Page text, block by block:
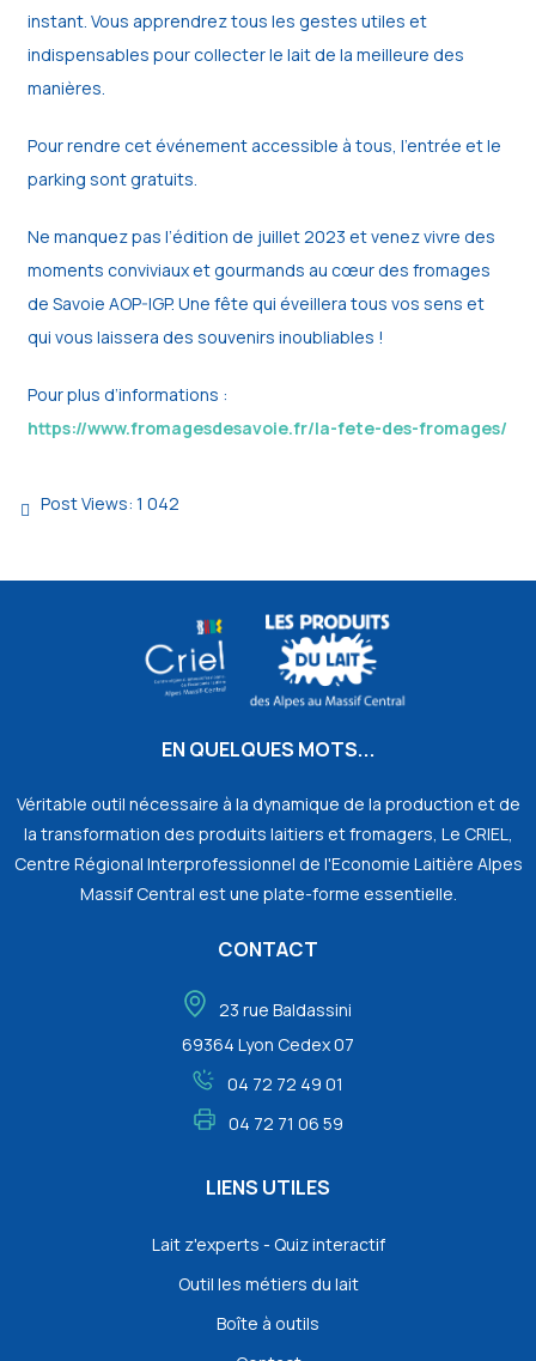
instant. Vous apprendrez tous les gestes utiles et
indispensables pour collecter le lait de la meilleure des
manières.
Pour rendre cet événement accessible à tous, l’entrée et le
parking sont gratuits.
Ne manquez pas l’édition de juillet 2023 et venez vivre des
moments conviviaux et gourmands au cœur des fromages
de Savoie AOP-IGP. Une fête qui éveillera tous vos sens et
qui vous laissera des souvenirs inoubliables !
Pour plus d’informations :
https://www.fromagesdesavoie.fr/la-fete-des-fromages/
Post Views: 1 042
EN QUELQUES MOTS...
Véritable outil nécessaire à la dynamique de la production et de
la transformation des produits laitiers et fromagers, Le CRIEL,
Centre Régional Interprofessionnel de l'Economie Laitière Alpes
Massif Central est une plate-forme essentielle.
CONTACT
23 rue Baldassini
69364 Lyon Cedex 07
04 72 72 49 01
04 72 71 06 59
LIENS UTILES
Lait z'experts - Quiz interactif
Outil les métiers du lait
Boîte à outils